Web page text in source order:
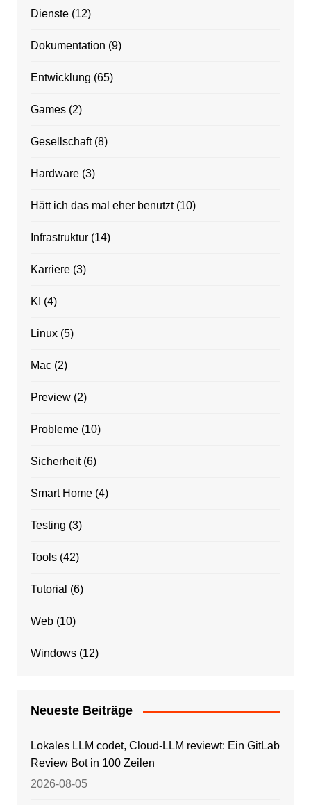
Dienste(12)
Dokumentation (9)
Entwicklung (65)
Games(2)
Gesellschaft(8)
Hardware(3)
Hätt ich das mal eher benutzt(10)
Infrastruktur(14)
Karriere(3)
KI (4)
Linux(5)
Mac(2)
Preview(2)
Probleme(10)
Sicherheit(6)
Smart Home(4)
Testing (3)
Tools(42)
Tutorial (6)
Web(10)
Windows(12)
Neueste Beiträge
Lokales LLM codet, Cloud-LLM reviewt: Ein GitLab
Review Bot in 100 Zeilen
2026-08-05